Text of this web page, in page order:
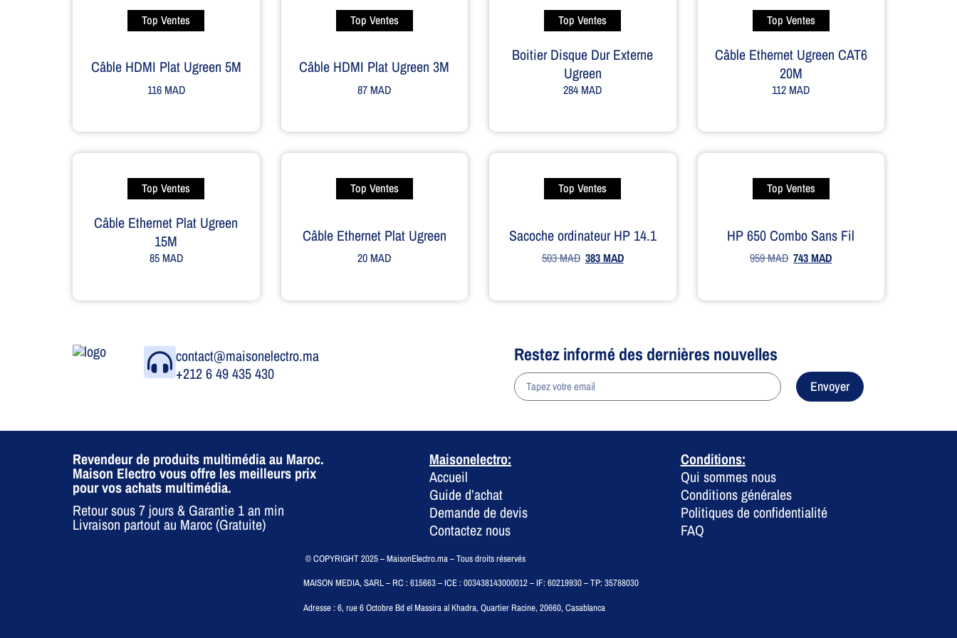
Top Ventes
Câble HDMI Plat Ugreen 5M
116MAD
Top Ventes
Câble HDMI Plat Ugreen 3M
87 MAD
Top Ventes
Boitier Disque Dur Externe
Ugreen
284 MAD
Top Ventes
Câble Ethernet Ugreen CAT6
20M
112 MAD
Top Ventes
Câble Ethernet Plat Ugreen
15M
85MAD
Top Ventes
Câble Ethernet Plat Ugreen
20 MAD
Top Ventes
Sacoche ordinateur HP 14.1
503MAD 383MAD
Top Ventes
HP 650 Combo Sans Fil
959MAD 743MAD
contact@maisonelectro.ma
+212 6 49 435 430
Restez informé des dernières nouvelles
Envoyer
Revendeur de produits multimédia au Maroc.
Maison Electro vous offre les meilleurs prix
pour vos achats multimédia.
Retour sous 7 jours & Garantie 1 an min
Livraison partout au Maroc (Gratuite)
Maisonelectro:
Accueil
Guide d’achat
Demande de devis
Contactez nous
Conditions:
Qui sommes nous
Conditions générales
Politiques de confidentialité
FAQ
© COPYRIGHT 2025 – MaisonElectro.ma – Tous droits réservés
MAISON MEDIA, SARL – RC : 615663 – ICE : 003438143000012 – IF: 60219930 – TP: 35788030
Adresse :6, rue 6 Octobre Bd el Massira al Khadra, Quartier Racine, 20660, Casablanca